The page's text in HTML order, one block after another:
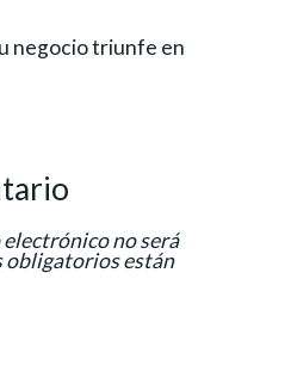
negocio triunfe en
no será
obligatorios están